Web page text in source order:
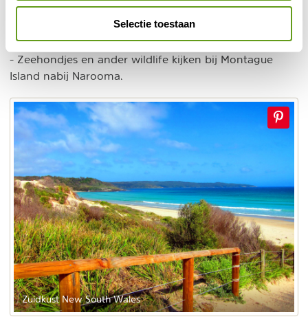
Selectie toestaan
Wales:
- Paragliden bij Illawarra Escarpment.
- Dolfijnen en walvissen spotten bij Jervis Bay.
- Zeehondjes en ander wildlife kijken bij Montague
Island nabij Narooma.
Zuidkust New South Wales